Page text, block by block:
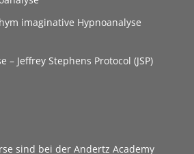
imaginative Hypnoanalyse
– Jeffrey Stephens Protocol (JSP)
sind bei der Andertz Academy